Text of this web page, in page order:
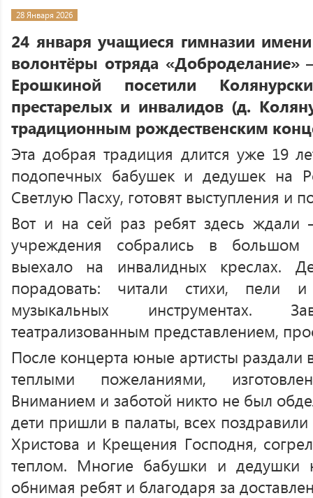
28 Января 2026
24 января учащиеся гимназии
волонтёры отряда «Доброделание»
Ерошкиной посетили
престарелых и инвалидов (д.
традиционным рождественским
Эта добрая традиция длится уже 19
подопечных бабушек и дедушек на
Светлую Пасху, готовят выступления и
Вот и на сей раз ребят здесь ждали
учреждения собрались в большом
выехало на инвалидных креслах.
порадовать: читали стихи, пели
музыкальных инструментах.
театрализованным представлением,
После концерта юные артисты раздали
теплыми пожеланиями,
Вниманием и заботой никто не был
дети пришли в палаты, всех
Христова и Крещения Господня,
теплом. Многие бабушки и дедушки
обнимая ребят и благодаря за